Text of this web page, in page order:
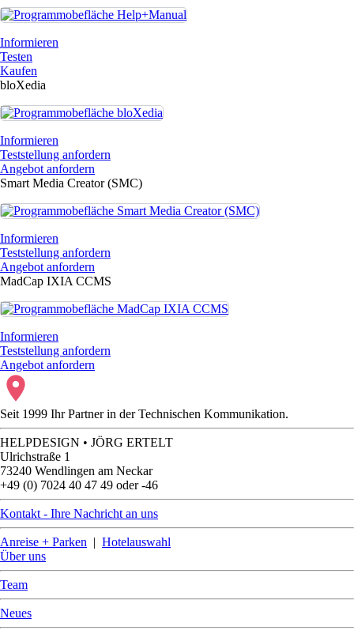
Informieren
Testen
Kaufen
bloXedia
Informieren
Teststellung anfordern
Angebot anfordern
Smart Media Creator (SMC)
Informieren
Teststellung anfordern
Angebot anfordern
MadCap IXIA CCMS
Informieren
Teststellung anfordern
Angebot anfordern
Seit 1999 Ihr Partner in der Technischen Kommunikation.
HELPDESIGN • JÖRG ERTELT
Ulrichstraße 1
73240 Wendlingen am Neckar
+49 (0) 7024 40 47 49 oder -46
Kontakt - Ihre Nachricht an uns
Anreise + Parken | Hotelauswahl
Über uns
Team
Neues